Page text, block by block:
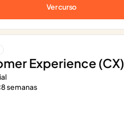
Ver curso
Experience (CX)
8 semanas